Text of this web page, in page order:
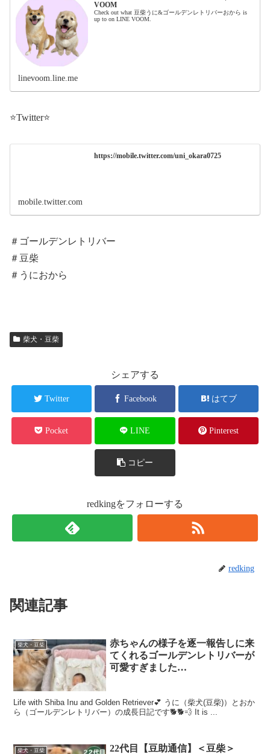
VOOM
Check out what 豆柴うに&ゴールデンレトリバーおから is
up to on LINE VOOM.
linevoom.line.me
⭐️Twitter⭐️
https://mobile.twitter.com/uni_okara0725
mobile.twitter.com
＃ゴールデンレトリバー
＃豆柴
＃うにおから
柴犬・豆柴
シェアする
Twitter Facebook はてブ
Pocket LINE Pinterest
コピー
redkingをフォローする
redking
関連記事
柴犬・豆柴
赤ちゃんの様子を逐一報告しに来
てくれるゴールデンレトリバーが
可愛すぎました…
Life with Shiba Inu and Golden Retriever💕 うに（柴犬(豆柴)）とおか
ら（ゴールデンレトリバー）の成長日記です🐕🐕💨 It is ...
柴犬・豆柴
22代目【豆助通信】＜豆柴＞